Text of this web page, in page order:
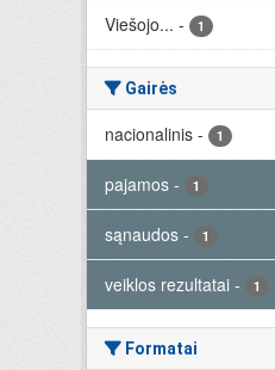
Viešojo... - 1
Gairės
nacionalinis - 1
pajamos - 1
sąnaudos - 1
veiklos rezultatai - 1
Formatai